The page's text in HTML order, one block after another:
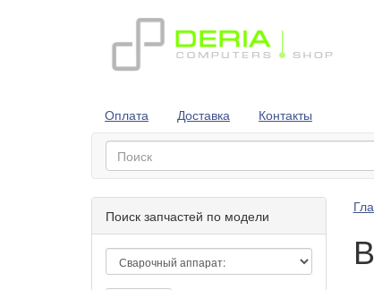
Оплата
Доставка Контакты
Поиск запчастей по модели